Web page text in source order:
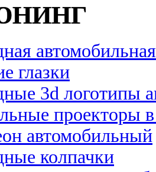
глазки
3d логотипы
проекторы
автомобильный
колпачки